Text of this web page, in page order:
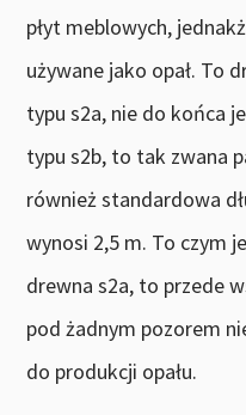
płyt meblowych,
używane jako opał. To
typu s2a, nie do końca
typu s2b, to tak zwana
również standardowa
wynosi 2,5 m. To czym
drewna s2a, to przede
pod żadnym pozorem
do produkcji opału.